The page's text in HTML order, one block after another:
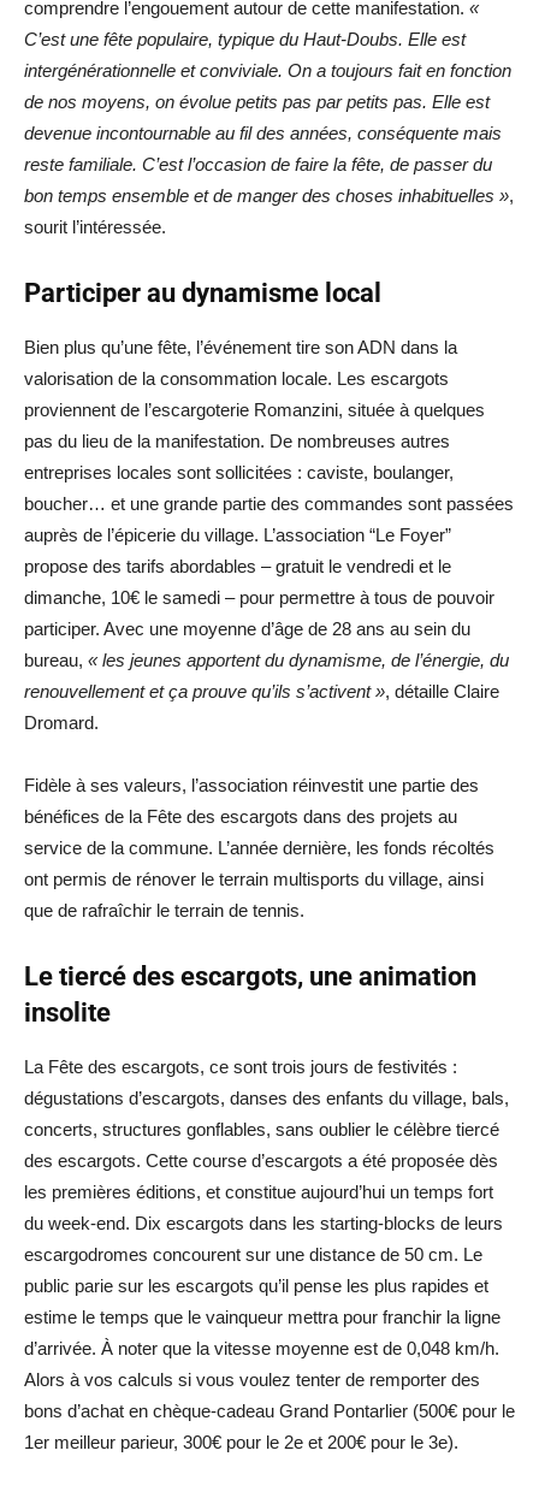
comprendre l’engouement autour de cette manifestation. «
C’est une fête populaire, typique du Haut-Doubs. Elle est
intergénérationnelle et conviviale. On a toujours fait en fonction
de nos moyens, on évolue petits pas par petits pas. Elle est
devenue incontournable au fil des années, conséquente mais
reste familiale. C’est l’occasion de faire la fête, de passer du
bon temps ensemble et de manger des choses inhabituelles »,
sourit l’intéressée.
Participer au dynamisme local
Bien plus qu’une fête, l’événement tire son ADN dans la
valorisation de la consommation locale. Les escargots
proviennent de l’escargoterie Romanzini, située à quelques
pas du lieu de la manifestation. De nombreuses autres
entreprises locales sont sollicitées : caviste, boulanger,
boucher… et une grande partie des commandes sont passées
auprès de l’épicerie du village. L’association “Le Foyer”
propose des tarifs abordables – gratuit le vendredi et le
dimanche, 10€ le samedi – pour permettre à tous de pouvoir
participer. Avec une moyenne d’âge de 28 ans au sein du
bureau, « les jeunes apportent du dynamisme, de l’énergie, du
renouvellement et ça prouve qu’ils s’activent », détaille Claire
Dromard.
Fidèle à ses valeurs, l’association réinvestit une partie des
bénéfices de la Fête des escargots dans des projets au
service de la commune. L’année dernière, les fonds récoltés
ont permis de rénover le terrain multisports du village, ainsi
que de rafraîchir le terrain de tennis.
Le tiercé des escargots, une animation
insolite
La Fête des escargots, ce sont trois jours de festivités :
dégustations d’escargots, danses des enfants du village, bals,
concerts, structures gonflables, sans oublier le célèbre tiercé
des escargots. Cette course d’escargots a été proposée dès
les premières éditions, et constitue aujourd’hui un temps fort
du week-end. Dix escargots dans les starting-blocks de leurs
escargodromes concourent sur une distance de 50 cm. Le
public parie sur les escargots qu’il pense les plus rapides et
estime le temps que le vainqueur mettra pour franchir la ligne
d’arrivée. À noter que la vitesse moyenne est de 0,048 km/h.
Alors à vos calculs si vous voulez tenter de remporter des
bons d’achat en chèque-cadeau Grand Pontarlier (500€ pour le
1er meilleur parieur, 300€ pour le 2e et 200€ pour le 3e).